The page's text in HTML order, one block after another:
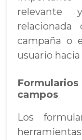
relevante
campaña o
usuario hacia
campos
Los